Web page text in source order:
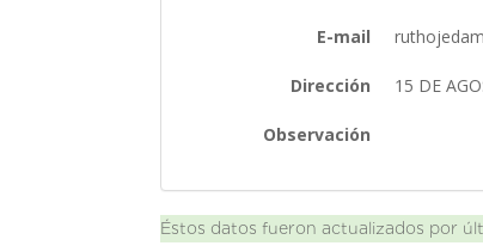
E-mail
Dirección 15 DE
Observación
Éstos datos fueron actualizados por